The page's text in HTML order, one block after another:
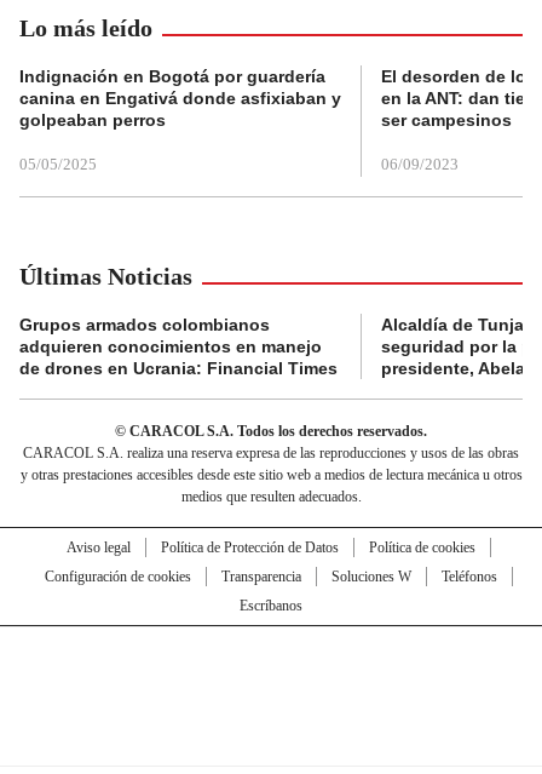
Lo más leído
Indignación en Bogotá por guardería
canina en Engativá donde asfixiaban y
golpeaban perros
05/05/2025
El desorden de
en la ANT: dan
ser campesinos
06/09/2023
Últimas Noticias
Grupos armados colombianos
adquieren conocimientos en manejo
de drones en Ucrania: Financial Times
Alcaldía de Tunja
seguridad por la
presidente,
© CARACOL S.A. Todos los derechos reservados.
CARACOL S.A. realiza una reserva expresa de las reproducciones y usos de las obras
y otras prestaciones accesibles desde este sitio web a medios de lectura mecánica u otros
medios que resulten adecuados.
Aviso legal Política de Protección de Datos
Política de cookies
Configuración de cookies
Transparencia Soluciones W
Teléfonos
Escríbanos